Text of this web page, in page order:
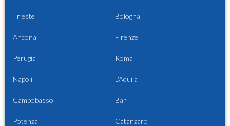
Trieste Bologna
Ancona Firenze
Perugia Roma
Napoli L'Aquila
Campobasso Bari
Potenza Catanzaro